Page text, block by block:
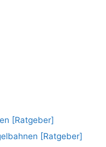
[Ratgeber]
[Ratgeber]